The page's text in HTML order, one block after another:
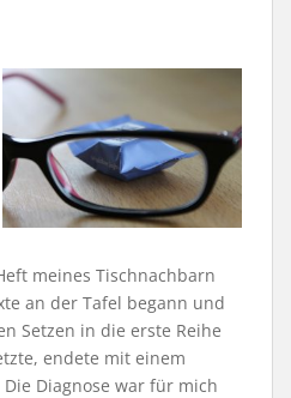
meines Tischnachbarn
an der Tafel begann und
Setzen in die erste Reihe
endete mit einem
Diagnose war für mich